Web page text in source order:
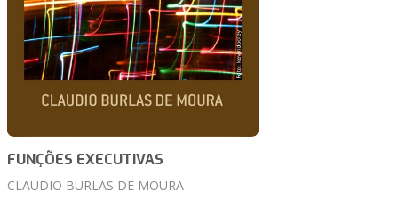
FUNÇÕES EXECUTIVAS
CLAUDIO BURLAS DE MOURA